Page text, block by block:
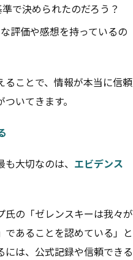
で決められたのだろう？
評価や感想を持っているの
ることで、情報が本当に信頼
いてきます。
大切なのは、 エビデンス
の「ゼレンスキーは我々が
あることを認めている」と
は、公式記録や信頼できる